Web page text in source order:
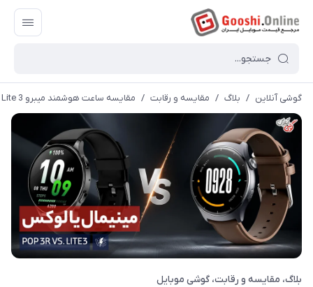
گوشی آنلاین / بلاگ / مقایسه و رقابت / مقایسه ساعت هوشمند میبرو Lite 3 و امیزفیت pop 3R
بلاگ مقایسه و رقابت گوشی موبایل